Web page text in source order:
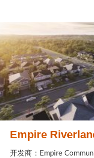
Empire
开发商：Empire